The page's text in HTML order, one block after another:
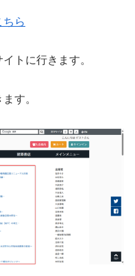
ちら
トに行きます。
す。